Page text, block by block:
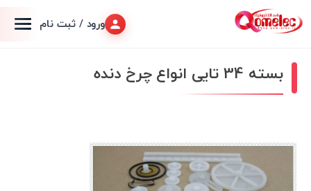
ورود / ثبت نام
بسته 34 تایی انواع چرخ دنده